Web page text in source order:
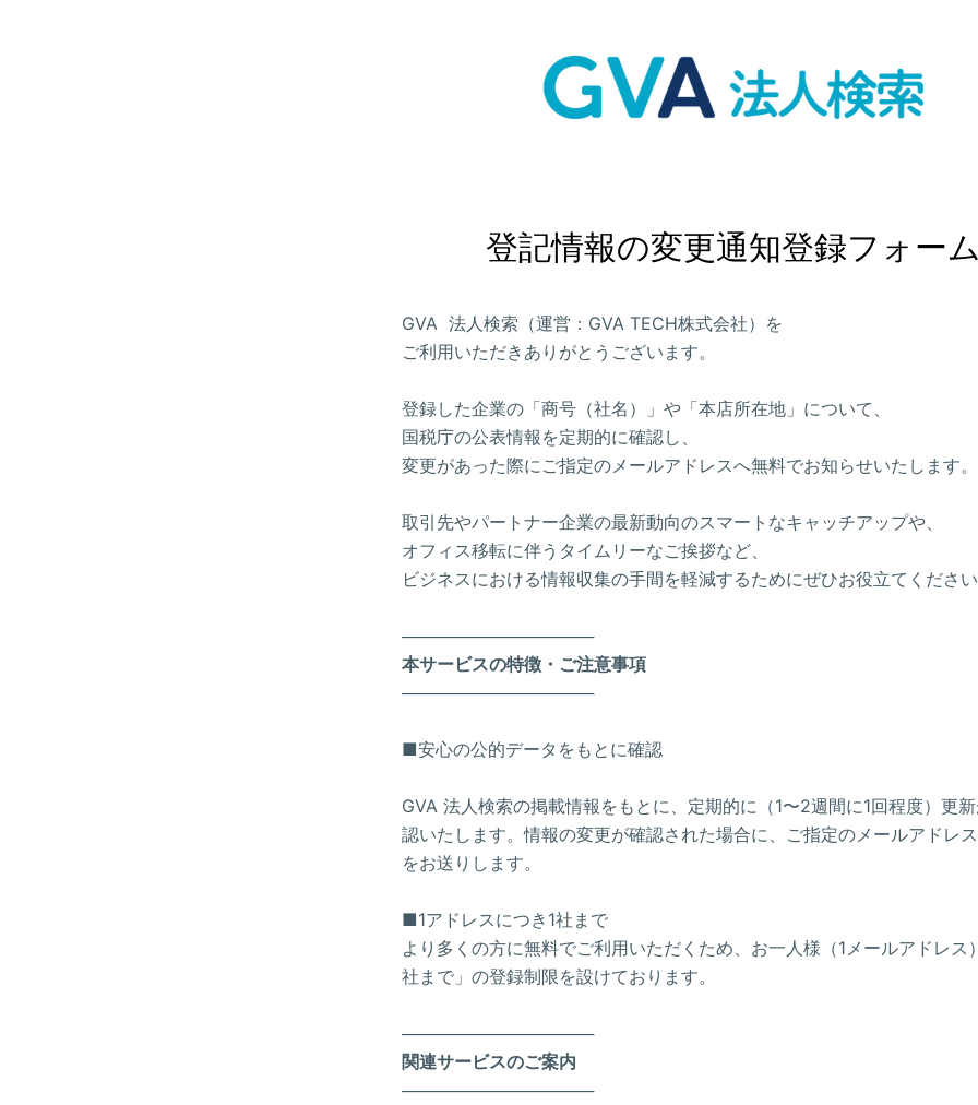
登記情報の変更通知登録フォー
GVA 法人検索（運営：GVA TECH株式会社）を
ご利用いただきありがとうございます。
登録した企業の「商号（社名）」や「本店所在地」について、
国税庁の公表情報を定期的に確認し、
変更があった際にご指定のメールアドレスへ無料でお知らせいたします。
取引先やパートナー企業の最新動向のスマートなキャッチアップや、
オフィス移転に伴うタイムリーなご挨拶など、
ビジネスにおける情報収集の手間を軽減するためにぜひお役立てくださ
────────────────
本サービスの特徴・ご注意事項
────────────────
■安心の公的データをもとに確認
GVA 法人検索の掲載情報をもとに、定期的に（1〜2週間に1回程度）更
認いたします。情報の変更が確認された場合に、ご指定のメールアドレ
をお送りします。
■1アドレスにつき1社まで
より多くの方に無料でご利用いただくため、お一人様（1メールアドレス
社まで」の登録制限を設けております。
────────────────
関連サービスのご案内
────────────────